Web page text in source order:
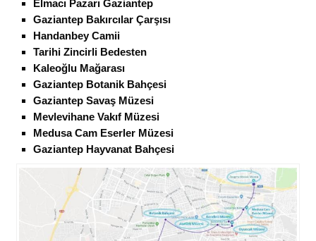
Elmacı Pazarı Gaziantep
Gaziantep Bakırcılar Çarşısı
Handanbey Camii
Tarihi Zincirli Bedesten
Kaleoğlu Mağarası
Gaziantep Botanik Bahçesi
Gaziantep Savaş Müzesi
Mevlevihane Vakıf Müzesi
Medusa Cam Eserler Müzesi
Gaziantep Hayvanat Bahçesi